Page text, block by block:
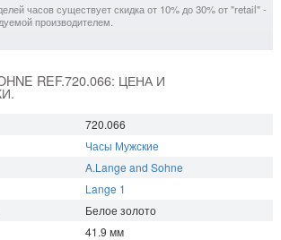
часов существует скидка от 10% до 30% от "retail" -
производителем.
REF.720.066: ЦЕНА И
720.066
Часы Мужские
A.Lange and Sohne
Lange 1
Белое золото
41.9 мм